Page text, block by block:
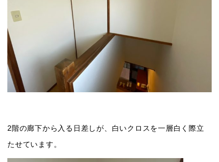
2階の廊下から入る日差しが、白いクロスを一層白く際立
たせています。